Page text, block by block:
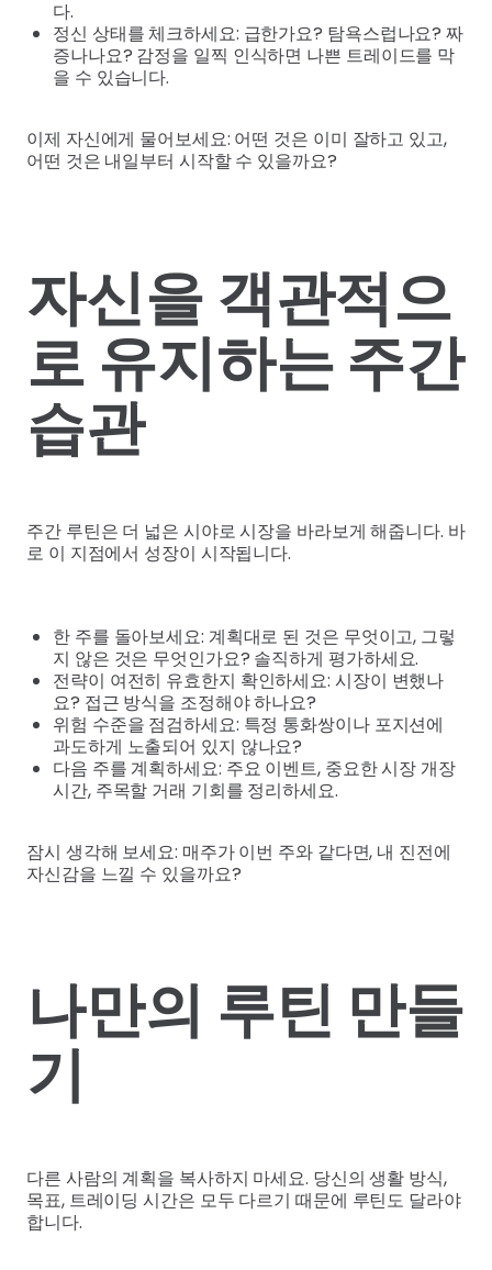
다.
정신 상태를 체크하세요: 급한가요? 탐욕스럽나요? 짜
증나나요? 감정을 일찍 인식하면 나쁜 트레이드를 막
을 수 있습니다.
이제 자신에게 물어보세요: 어떤 것은 이미 잘하고 있고,
어떤 것은 내일부터 시작할 수 있을까요?
자신을 객관적으
로 유지하는 주간
습관
주간 루틴은 더 넓은 시야로 시장을 바라보게 해줍니다. 바
로 이 지점에서 성장이 시작됩니다.
한 주를 돌아보세요: 계획대로 된 것은 무엇이고, 그렇
지 않은 것은 무엇인가요? 솔직하게 평가하세요.
전략이 여전히 유효한지 확인하세요: 시장이 변했나
요? 접근 방식을 조정해야 하나요?
위험 수준을 점검하세요: 특정 통화쌍이나 포지션에
과도하게 노출되어 있지 않나요?
다음 주를 계획하세요: 주요 이벤트, 중요한 시장 개장
시간, 주목할 거래 기회를 정리하세요.
잠시 생각해 보세요: 매주가 이번 주와 같다면, 내 진전에
자신감을 느낄 수 있을까요?
나만의 루틴 만들
기
다른 사람의 계획을 복사하지 마세요. 당신의 생활 방식,
목표, 트레이딩 시간은 모두 다르기 때문에 루틴도 달라야
합니다.